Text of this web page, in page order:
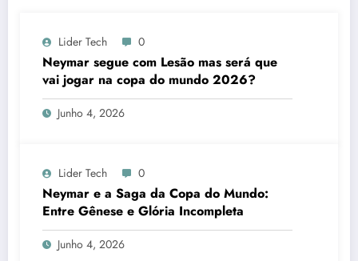
Lider Tech 0
Neymar segue com Lesão mas será que
vai jogar na copa do mundo 2026?
Junho 4, 2026
Lider Tech 0
Neymar e a Saga da Copa do Mundo:
Entre Gênese e Glória Incompleta
Junho 4, 2026